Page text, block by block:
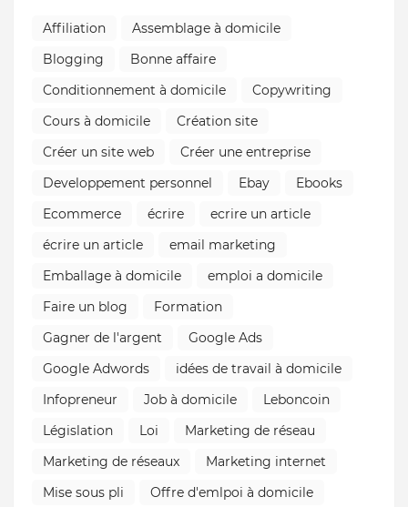
Affiliation
Assemblage à domicile
Blogging
Bonne affaire
Conditionnement à domicile
Copywriting
Cours à domicile
Création site
Créer un site web
Créer une entreprise
Developpement personnel
Ebay
Ebooks
Ecommerce
écrire
ecrire un article
écrire un article
email marketing
Emballage à domicile
emploi a domicile
Faire un blog
Formation
Gagner de l'argent
Google Ads
Google Adwords
idées de travail à domicile
Infopreneur
Job à domicile
Leboncoin
Législation
Loi
Marketing de réseau
Marketing de réseaux
Marketing internet
Mise sous pli
Offre d'emlpoi à domicile